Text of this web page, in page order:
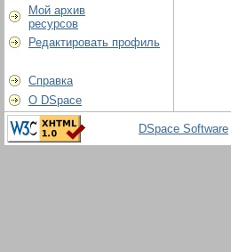
Мой архив
ресурсов
Редактировать профиль
Справка
О DSpace
DSpace Software